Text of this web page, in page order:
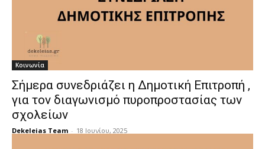
Κοινωνία
Σήμερα συνεδριάζει η Δημοτική Επιτροπή ,
για τον διαγωνισμό πυροπροστασίας των
σχολείων
Dekeleias Team - 18 Ιουνίου, 2025